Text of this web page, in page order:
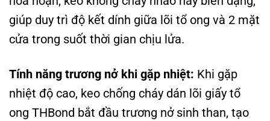
giúp duy trì độ kết dính giữa lõi tổ ong và 2 mặt
cửa trong suốt thời gian chịu lửa.
Tính năng trương nở khi gặp nhiệt: Khi gặp
nhiệt độ cao, keo chống cháy dán lõi giấy tổ
ong THBond bắt đầu trương nở sinh than, tạo